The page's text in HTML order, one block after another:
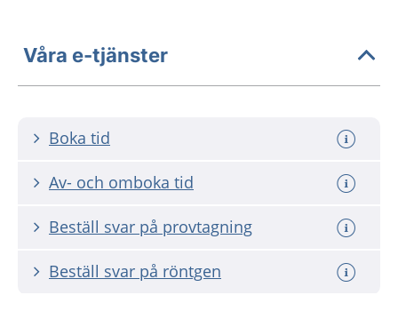
Våra e-tjänster
Boka tid
Av- och omboka tid
Beställ svar på provtagning
Beställ svar på röntgen